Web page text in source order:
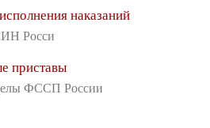
наказаний
Росси
приставы
ФССП России